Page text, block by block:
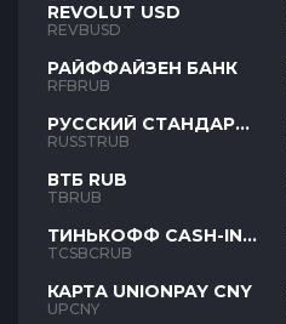
REVOLUT USD
REVBUSD
РАЙФФАЙЗЕН БАНК
RFBRUB
РУССКИЙ СТАНДАРТ
RUB
RUSSTRUB
ВТБ RUB
TBRUB
ТИНЬКОФФ CASH-IN
RUB
TCSBCRUB
КАРТА UNIONPAY CNY
UPCNY